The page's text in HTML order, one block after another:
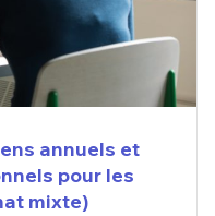
annuels et
pour les
mixte)